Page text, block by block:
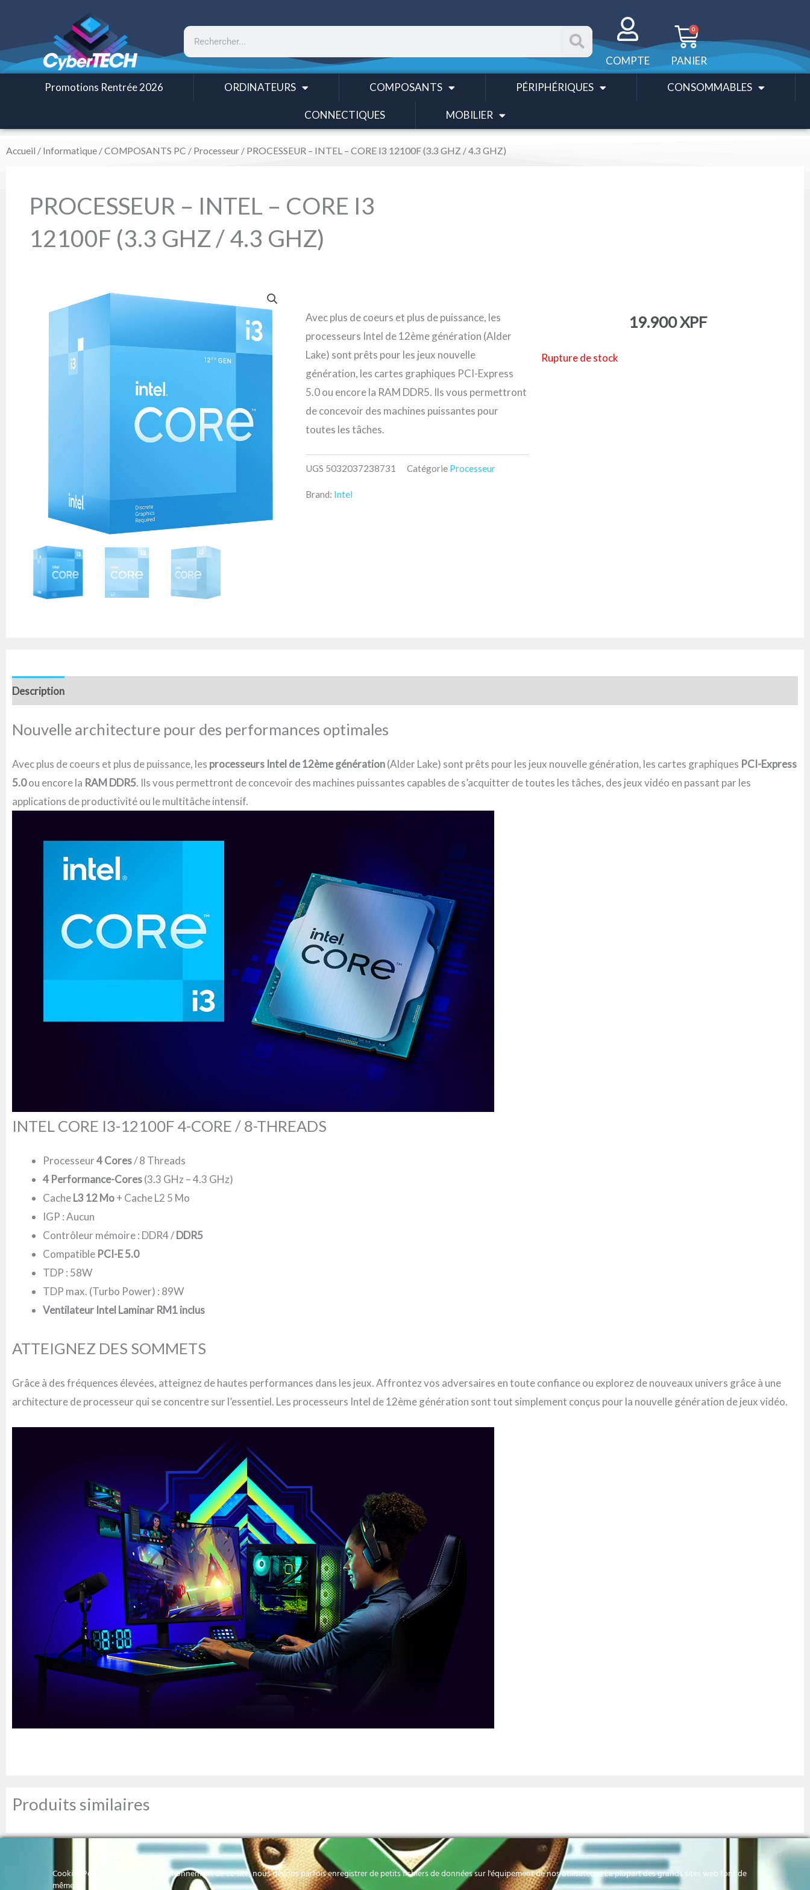
contenu
Rechercher
COMPTE
0
Panier
PANIER
Promotions Rentrée 2026 ORDINATEURS COMPOSANTS PÉRIPHÉRIQUES CONSOMMABLES
CONNECTIQUES MOBILIER
Accueil / Informatique /COMPOSANTS PC / Processeur / PROCESSEUR – INTEL – CORE I3 12100F (3.3 GHZ / 4.3 GHZ)
PROCESSEUR – INTEL – CORE I3
12100F (3.3 GHZ / 4.3 GHZ)
Avec plus de coeurs et plus de puissance, les
processeurs Intel de 12ème génération (Alder
Lake) sont prêts pour les jeux nouvelle
génération, les cartes graphiques PCI-Express
5.0 ou encore la RAM DDR5. Ils vous permettront
de concevoir des machines puissantes pour
toutes les tâches.
UGS 5032037238731 Catégorie Processeur
Brand: Intel
19.900XPF
Rupture de stock
Description
Nouvelle architecture pour des performances optimales
Avec plus de coeurs et plus de puissance, les processeurs Intel de 12ème génération(Alder Lake) sont prêts pour les jeux nouvelle génération, les cartes graphiques PCI-Express
5.0ou encore la RAM DDR5. Ils vous permettront de concevoir des machines puissantes capables de s’acquitter de toutes les tâches, des jeux vidéo en passant par les
applications de productivité ou le multitâche intensif.
INTEL CORE I3-12100F 4-CORE / 8-THREADS
Processeur4 Cores/ 8 Threads
4 Performance-Cores(3.3 GHz – 4.3 GHz)
CacheL3 12 Mo+ Cache L2 5 Mo
IGP : Aucun
Contrôleur mémoire : DDR4 /DDR5
Compatible PCI-E 5.0
TDP : 58W
TDP max. (Turbo Power) : 89W
Ventilateur Intel Laminar RM1 inclus
ATTEIGNEZ DES SOMMETS
Grâce à des fréquences élevées, atteignez de hautes performances dans les jeux. Affrontez vos adversaires en toute confiance ou explorez de nouveaux univers grâce à une
architecture de processeur qui se concentre sur l’essentiel. Les processeurs Intel de 12ème génération sont tout simplement conçus pour la nouvelle génération de jeux vidéo.
Produits similaires
Contactez-nous HORAIRES
Cookies Pour assurer le bon fonctionnement de ce site, nous devons parfois enregistrer de petits fichiers de données sur l'équipement de nos utilisateurs. La plupart des grands sites web font de
même.